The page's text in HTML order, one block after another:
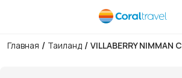
Главная / Таиланд / VILLABERRY NIMMAN